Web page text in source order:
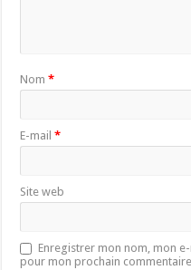
Nom*
E-mail*
Site web
Enregistrer mon nom, mon
pour mon prochain